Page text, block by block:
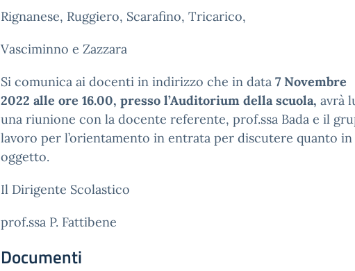
Rignanese, Ruggiero, Scarafino, Tricarico,
Vasciminno e Zazzara
Si comunica ai docenti in indirizzo che in data 7 Novembre
2022 alle ore 16.00, presso l’Auditorium della scuola, avrà
una riunione con la docente referente, prof.ssa Bada e il
lavoro per l’orientamento in entrata per discutere quanto in
oggetto.
Il Dirigente Scolastico
prof.ssa P. Fattibene
Documenti